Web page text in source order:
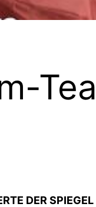
DER